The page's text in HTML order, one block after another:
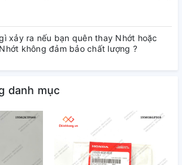
xảy ra nếu bạn quên thay Nhớt hoặc
không đảm bảo chất lượng ?
danh mục